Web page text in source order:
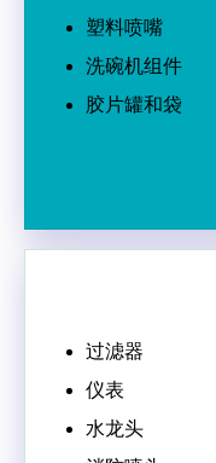
塑料喷嘴
洗碗机组件
胶片罐和袋
过滤器
仪表
水龙头